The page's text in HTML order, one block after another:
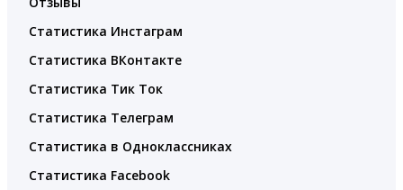
Статистика Инстаграм
Статистика ВКонтакте
Статистика Тик Ток
Статистика Телеграм
Статистика в Одноклассниках
Статистика Facebook